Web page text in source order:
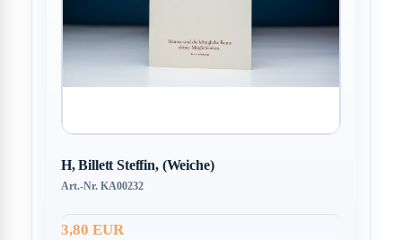
H, Billett Steffin, (Weiche)
Art.-Nr. KA00232
3,80 EUR